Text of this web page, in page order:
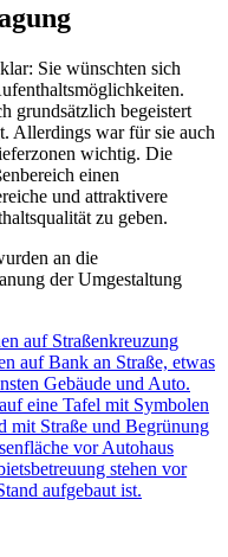
Sie wünschten sich
grundsätzlich begeistert
Allerdings war für sie auch
wichtig. Die
einen
und attraktivere
zu geben.
an die
der Umgestaltung